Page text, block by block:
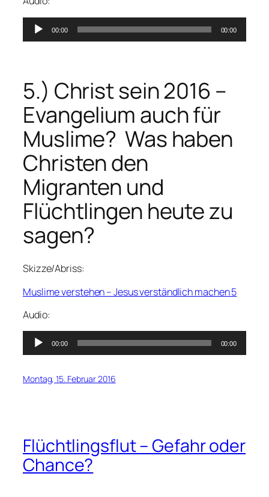
Audio-
Player
00:00 00:00
5.) Christ sein 2016 –
Evangelium auch für
Muslime? Was haben
Christen den
Migranten und
Flüchtlingen heute zu
sagen?
Skizze/Abriss:
Muslime verstehen – Jesus verständlich machen 5
Audio:
Audio-
Player
00:00 00:00
Montag, 15. Februar 2016
Flüchtlingsflut – Gefahr oder
Chance?